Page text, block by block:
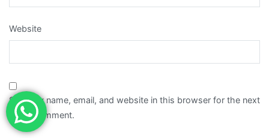
Website
Save my name, email, and website in this browser for the next
time I comment.